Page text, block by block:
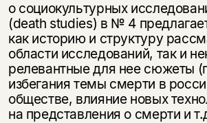
о социокультурных
(death studies) в № 4
как историю и структуру
области исследований, так и
релевантные для нее сюжеты
избегания темы смерти в
обществе, влияние новых
на представления о смерти и